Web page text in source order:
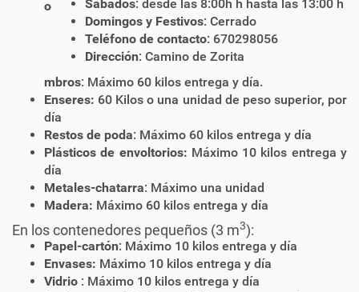
Sábados: desde las 8:00h h hasta las 13:00 h
Domingos y Festivos: Cerrado
Teléfono de contacto: 670298056
Dirección: Camino de Zorita
o
mbros: Máximo 60 kilos entrega y día.
Enseres: 60 Kilos o una unidad de peso superior, por
día
Restos de poda: Máximo 60 kilos entrega y día
Plásticos de envoltorios: Máximo 10 kilos entrega y
día
Metales-chatarra: Máximo una unidad
Madera: Máximo 60 kilos entrega y día
En los contenedores pequeños (3 m3):
Papel-cartón: Máximo 10 kilos entrega y día
Envases: Máximo 10 kilos entrega y día
Vidrio : Máximo 10 kilos entrega y día